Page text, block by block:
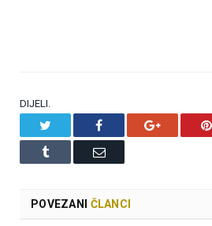
DIJELI.
Facebook Google+
Tumblr Email
POVEZANI ČLANCI